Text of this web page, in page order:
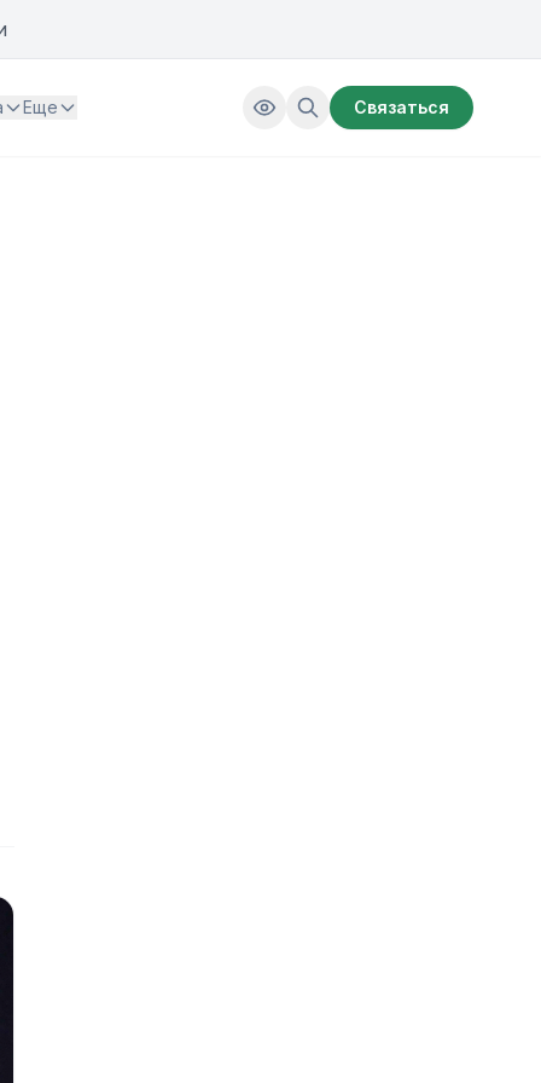
Еще Связаться